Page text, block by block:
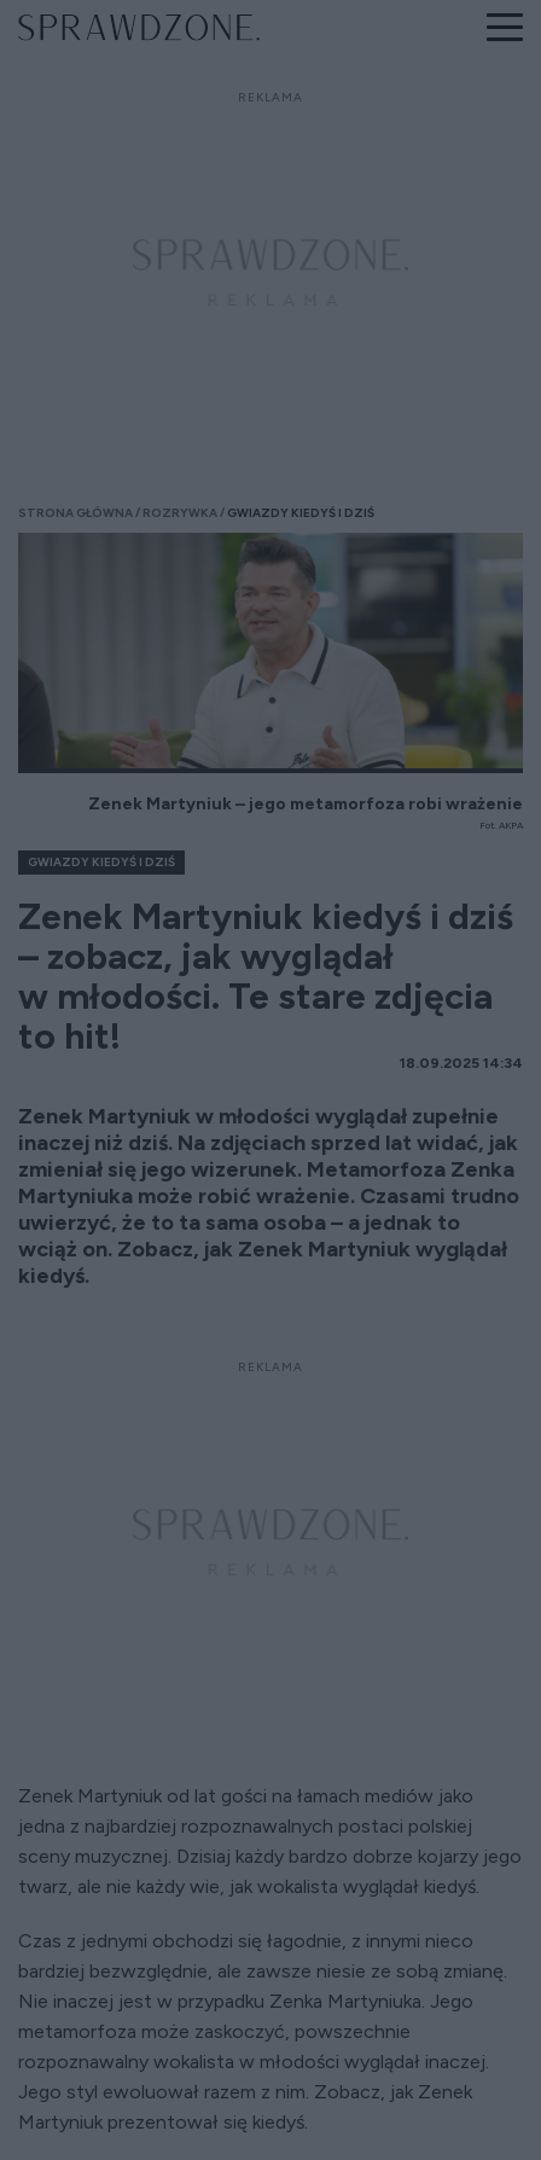
STRONA GŁÓWNA ROZRYWKA GWIAZDY KIEDYŚ I DZIŚ
Zenek Martyniuk – jego metamorfoza robi wrażenie
Fot. AKPA
GWIAZDY KIEDYŚ I DZIŚ
Zenek Martyniuk kiedyś i dziś
– zobacz, jak wyglądał
w młodości. Te stare zdjęcia
to hit!
18.09.2025 14:34
Zenek Martyniuk w młodości wyglądał zupełnie
inaczej niż dziś. Na zdjęciach sprzed lat widać, jak
zmieniał się jego wizerunek. Metamorfoza Zenka
Martyniuka może robić wrażenie. Czasami trudno
uwierzyć, że to ta sama osoba – a jednak to
wciąż on. Zobacz, jak Zenek Martyniuk wyglądał
kiedyś.
Zenek Martyniuk od lat gości na łamach mediów jako
jedna z najbardziej rozpoznawalnych postaci polskiej
sceny muzycznej. Dzisiaj każdy bardzo dobrze kojarzy jego
twarz, ale nie każdy wie, jak wokalista wyglądał kiedyś.
Czas z jednymi obchodzi się łagodnie, z innymi nieco
bardziej bezwzględnie, ale zawsze niesie ze sobą zmianę.
Nie inaczej jest w przypadku Zenka Martyniuka. Jego
metamorfoza może zaskoczyć, powszechnie
rozpoznawalny wokalista w młodości wyglądał inaczej.
Jego styl ewoluował razem z nim. Zobacz, jak Zenek
Martyniuk prezentował się kiedyś.